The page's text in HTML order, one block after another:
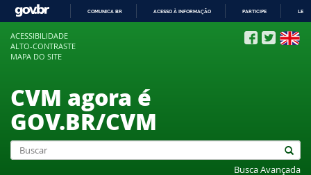
COMUNICA BR ACESSO À INFORMAÇÃO PARTICIPE
ACESSIBILIDADE
ALTO-CONTRASTE
MAPA DO SITE
CVM agora é
GOV.BR/CVM
Busca Avançada